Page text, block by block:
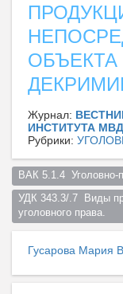
ОБЪЕКТА
Журнал:
ИНСТИТУТА
Рубрики:
ВАК 5.1.4  Уголовно-
УДК 343.3/.7  Bиды
уголовного права.
Гусарова Мария